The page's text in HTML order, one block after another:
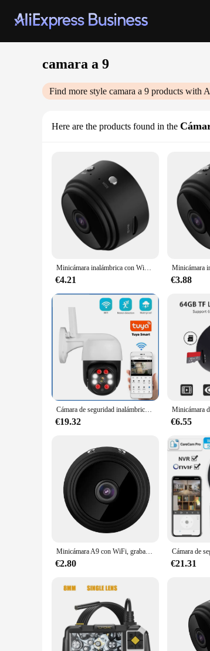
camara a 9
Find more style camara a 9 products with
Here are the products found in the
Minicámara inalámbrica con WiFi, grabadora de vídeo, grabadora de voz, monitoreo de seguridad, hogar inteligente para bebés y mascotas, 9
€4.21 €3.88
Cámara de seguridad inalámbrica para el hogar, dispositivo de videovigilancia CCTV de 1080P, 3MP, PTZ, WiFi, IP, Tuya, inteligente, para exteriores, Zoom Digital 4X
€19.32 €6.55
Minicámara A9 con WiFi, grabadora de vídeo inalámbrica, grabadora de voz, monitoreo de seguridad, hogar inteligente para bebés y Mascotas
€2.80 €21.31